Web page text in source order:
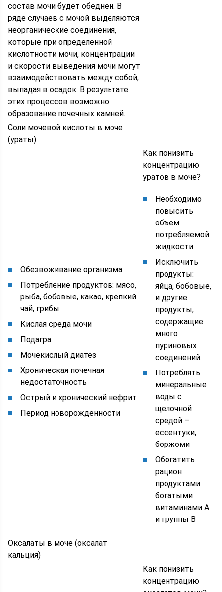
состав мочи будет обеднен. В
ряде случаев с мочой выделяются
неорганические соединения,
которые при определенной
кислотности мочи, концентрации
и скорости выведения мочи могут
взаимодействовать между собой,
выпадая в осадок. В результате
этих процессов возможно
образование почечных камней.
Соли мочевой кислоты в моче
(ураты)
Обезвоживание организма
Потребление продуктов: мясо,
рыба, бобовые, какао, крепкий
чай, грибы
Кислая среда мочи
Подагра
Мочекислый диатез
Хроническая почечная
недостаточность
Острый и хронический нефрит
Период новорожденности
Как понизить
концентрацию
уратов в моче?
Необходимо
повысить
объем
потребляемой
жидкости
Исключить
продукты:
яйца, бобовые,
и другие
продукты,
содержащие
много
пуриновых
соединений.
Потреблять
минеральные
воды с
щелочной
средой –
ессентуки,
боржоми
Обогатить
рацион
продуктами
богатыми
витаминами А
и группы В
Оксалаты в моче (оксалат
кальция)
Как понизить
концентрацию